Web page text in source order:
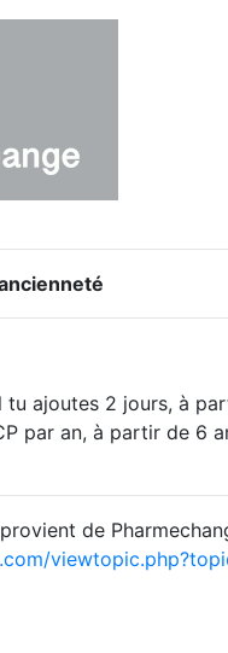
ajoutes 2 jours, à
par an, à partir de 6
de